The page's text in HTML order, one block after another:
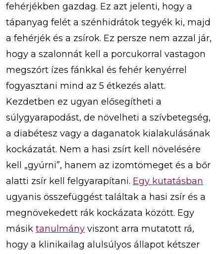
fehérjékben gazdag. Ez azt jelenti, hogy a
tápanyag felét a szénhidrátok tegyék ki, majd
a fehérjék és a zsírok. Ez persze nem azzal jár,
hogy a szalonnát kell a porcukorral vastagon
megszórt ízes fánkkal és fehér kenyérrel
fogyasztani mind az 5 étkezés alatt.
Kezdetben ez ugyan elősegítheti a
súlygyarapodást, de növelheti a szívbetegség,
a diabétesz vagy a daganatok kialakulásának
kockázatát. Nem a hasi zsírt kell növelésére
kell „gyúrni”, hanem az izomtömeget és a bőr
alatti zsír kell felgyarapítani. Egy kutatásban
ugyanis összefüggést találtak a hasi zsír és a
megnövekedett rák kockázata között. Egy
másik tanulmány viszont arra mutatott rá,
hogy a klinikailag alulsúlyos állapot kétszer